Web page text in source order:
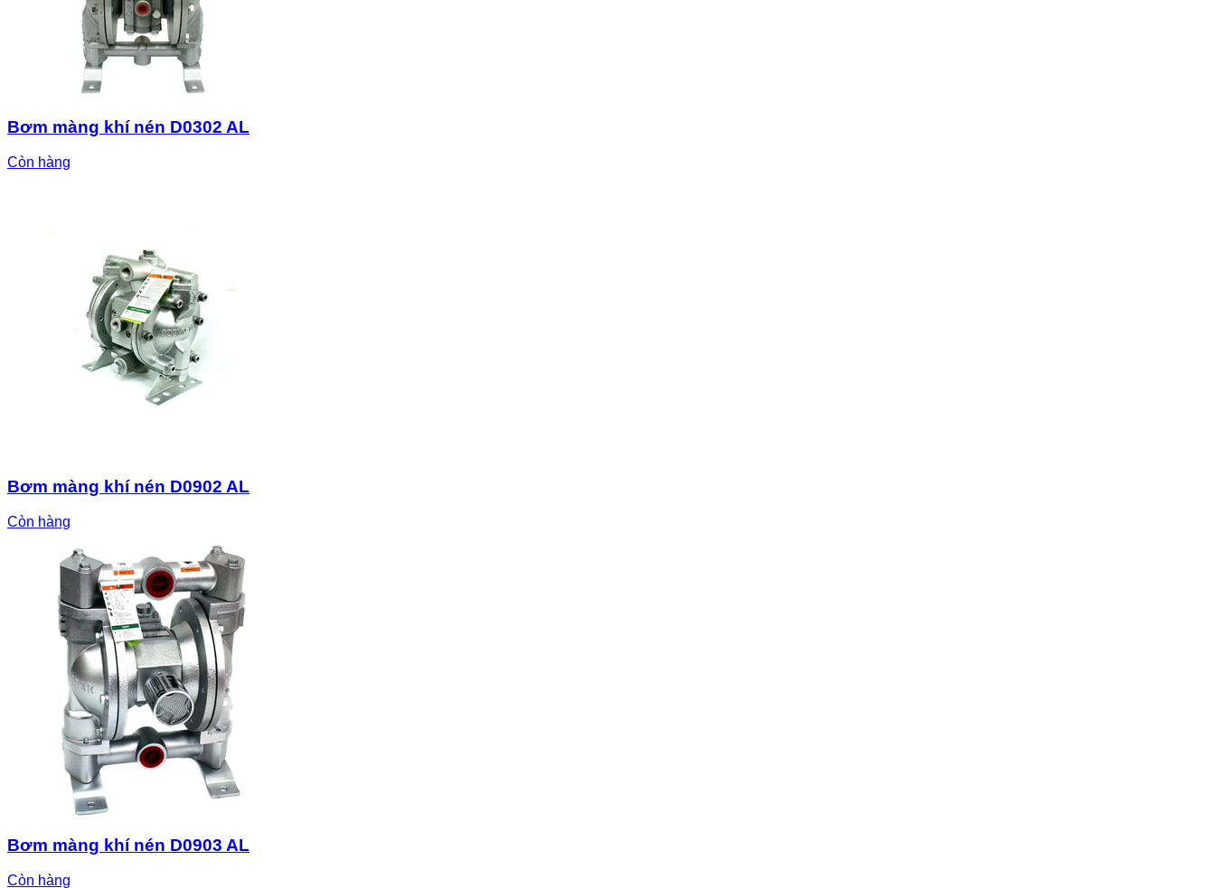
Bơm màng khí nén D0302 AL
Còn hàng
Bơm màng khí nén D0902 AL
Còn hàng
Bơm màng khí nén D0903 AL
Còn hàng